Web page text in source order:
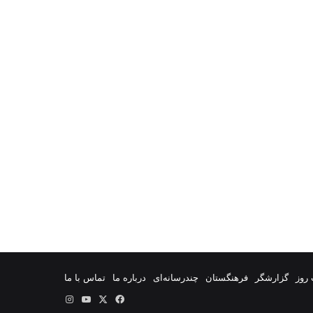
گزارشگر فرهنگستان چندرسانه‌ای درباره ما
تماس با ما
فیس
یوتیوب